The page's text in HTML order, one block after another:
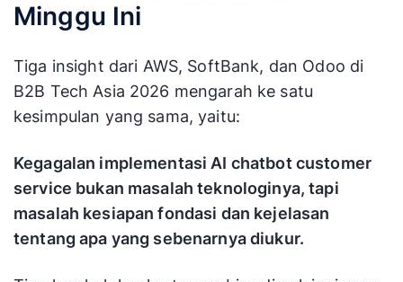
Minggu Ini
Tiga insight dari AWS, SoftBank, dan Odoo di
B2B Tech Asia 2026 mengarah ke satu
kesimpulan yang sama, yaitu:
Kegagalan implementasi AI chatbot customer
service bukan masalah teknologinya, tapi
masalah kesiapan fondasi dan kejelasan
tentang apa yang sebenarnya diukur.